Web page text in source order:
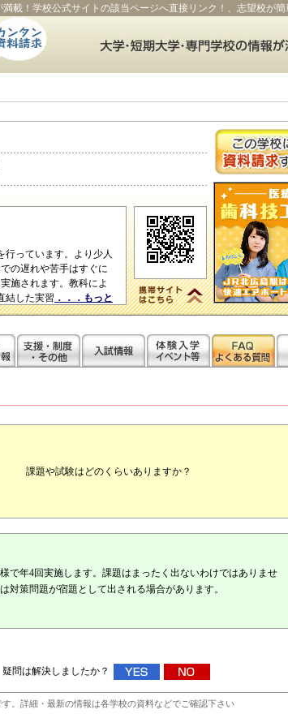
載！学校公式サイトの該当ページへ直接リンク！、志望校が
行っています。より少人
の遅れや苦手はすぐに
施されます。教科によ
結した実習 ．．．もっと
課題や試験はどのくらいありますか？
で年4回実施します。課題はまったく出ないわけではありませ
対策問題が宿題として出される場合があります。
疑問は解決しましたか？
。詳細・最新の情報は各学校の資料などでご確認下さい